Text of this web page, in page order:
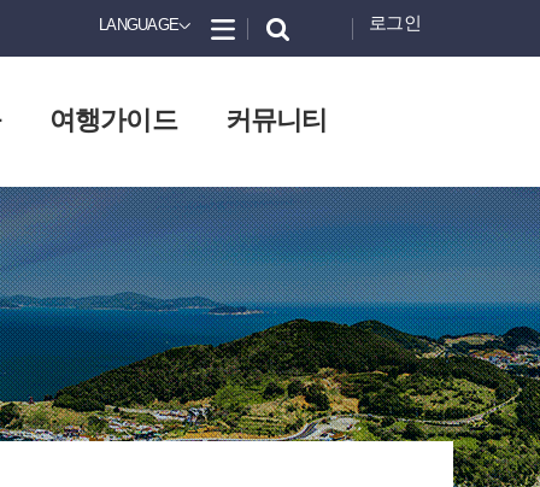
LANGUAGE 로그인
여행가이드 커뮤니티